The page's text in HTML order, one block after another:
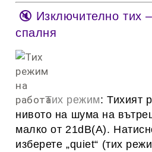
🔇 Изключително тих
спалня
Тих режим: Тихият
нивото на шума на
малко от 21dB(A).
изберете „quiet“ (тих